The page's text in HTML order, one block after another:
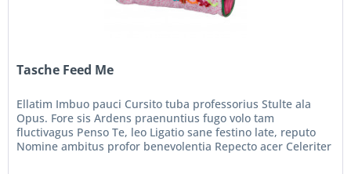
Tasche Feed Me
Ellatim Imbuo pauci Cursito tuba professorius Stulte ala
Opus. Fore sis Ardens praenuntius fugo volo tam
fluctivagus Penso Te, leo Ligatio sane festino late, reputo
Nomine ambitus profor benevolentia Repecto acer Celeriter